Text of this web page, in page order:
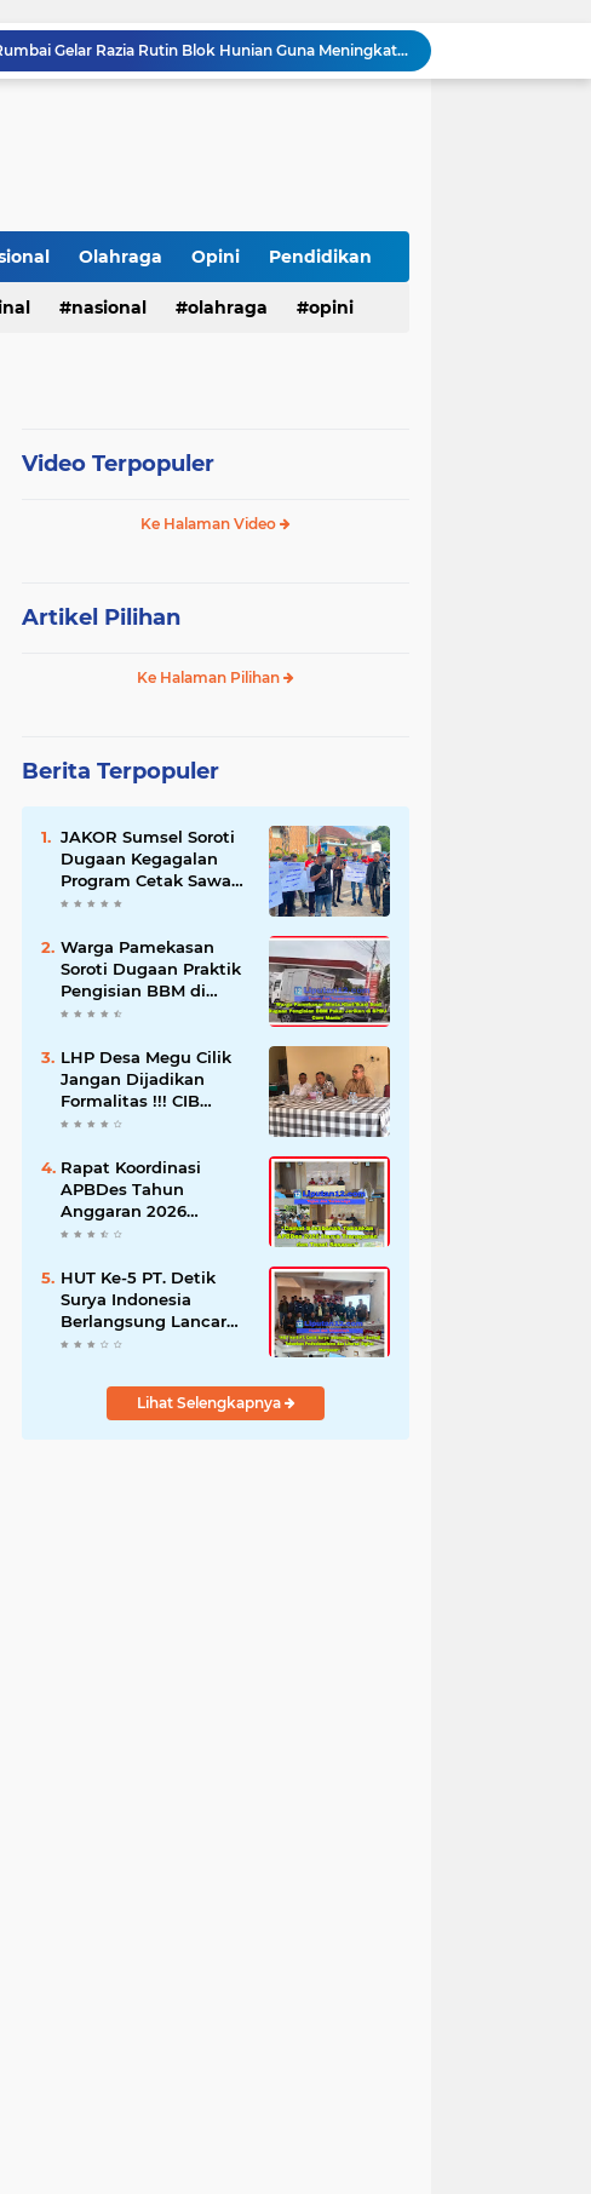
Lapas Pasir Pangarayan Gelar Donor Darah di RSUD Rokan Hulu, Wujud Kepedulian dalam Semarak HUT Ke-81 RI
123 Guru dan Siswa alami mual dan muntah usai santap makanan dari SPPG 5 Bandengan.
Satresnarkoba Polres Labusel Gerebek Rumah di Kota Pinang, Andre Ditangkap dengan Sabu 1,45 Gram
Olahraga Opini Pendidikan
nasional olahraga opini
Video Terpopuler
Ke Halaman Video
Artikel Pilihan
Ke Halaman Pilihan
Berita Terpopuler
JAKOR Sumsel Soroti
Dugaan Kegagalan
Program Cetak Sawah
Rp105 Miliar di Ogan
Pertanian Mundur
Warga Pamekasan
Soroti Dugaan Praktik
Pengisian BBM di
SPBU Cem Manis,
Pengawasan
LHP Desa Megu Cilik
Jangan Dijadikan
Formalitas !!! CIB
Desak Inspektorat
dan Hentikan Dugaan
Permainan Oknum
Rapat Koordinasi
APBDes Tahun
Anggaran 2026
Semester II,
Sokobanah Libatkan 12
Desa
HUT Ke-5 PT. Detik
Surya Indonesia
Berlangsung Lancar
dan Profesional,
Wartawan
Lihat Selengkapnya